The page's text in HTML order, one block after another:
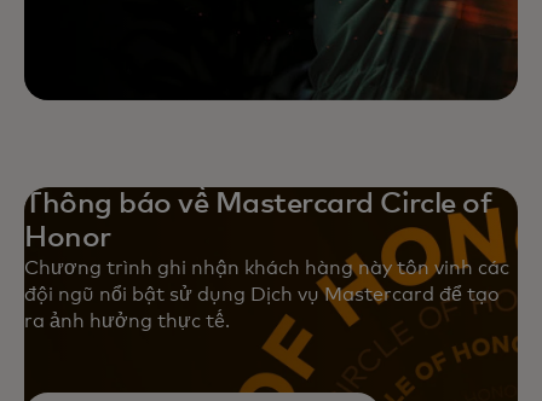
Thông báo về Mastercard Circle of
Honor
Chương trình ghi nhận khách hàng này tôn vinh các
đội ngũ nổi bật sử dụng Dịch vụ Mastercard để tạo
ra ảnh hưởng thực tế.